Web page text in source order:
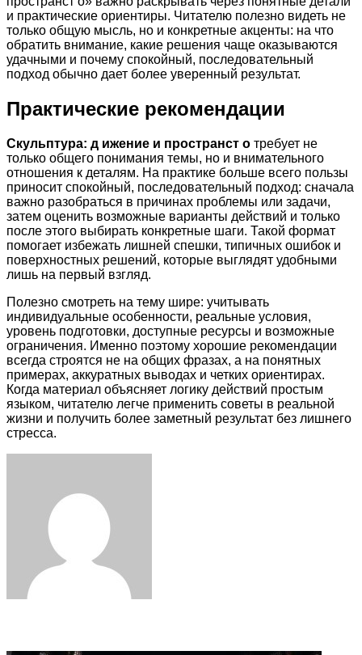
и практические ориентиры. Читателю полезно видеть не
только общую мысль, но и конкретные акценты: на что
обратить внимание, какие решения чаще оказываются
удачными и почему спокойный, последовательный
подход обычно дает более уверенный результат.
Практические рекомендации
Скульптура: д ижение и пространст о требует не
только общего понимания темы, но и внимательного
отношения к деталям. На практике больше всего пользы
приносит спокойный, последовательный подход: сначала
важно разобраться в причинах проблемы или задачи,
затем оценить возможные варианты действий и только
после этого выбирать конкретные шаги. Такой формат
помогает избежать лишней спешки, типичных ошибок и
поверхностных решений, которые выглядят удобными
лишь на первый взгляд.
Полезно смотреть на тему шире: учитывать
индивидуальные особенности, реальные условия,
уровень подготовки, доступные ресурсы и возможные
ограничения. Именно поэтому хорошие рекомендации
всегда строятся не на общих фразах, а на понятных
примерах, аккуратных выводах и четких ориентирах.
Когда материал объясняет логику действий простым
языком, читателю легче применить советы в реальной
жизни и получить более заметный результат без лишнего
стресса.